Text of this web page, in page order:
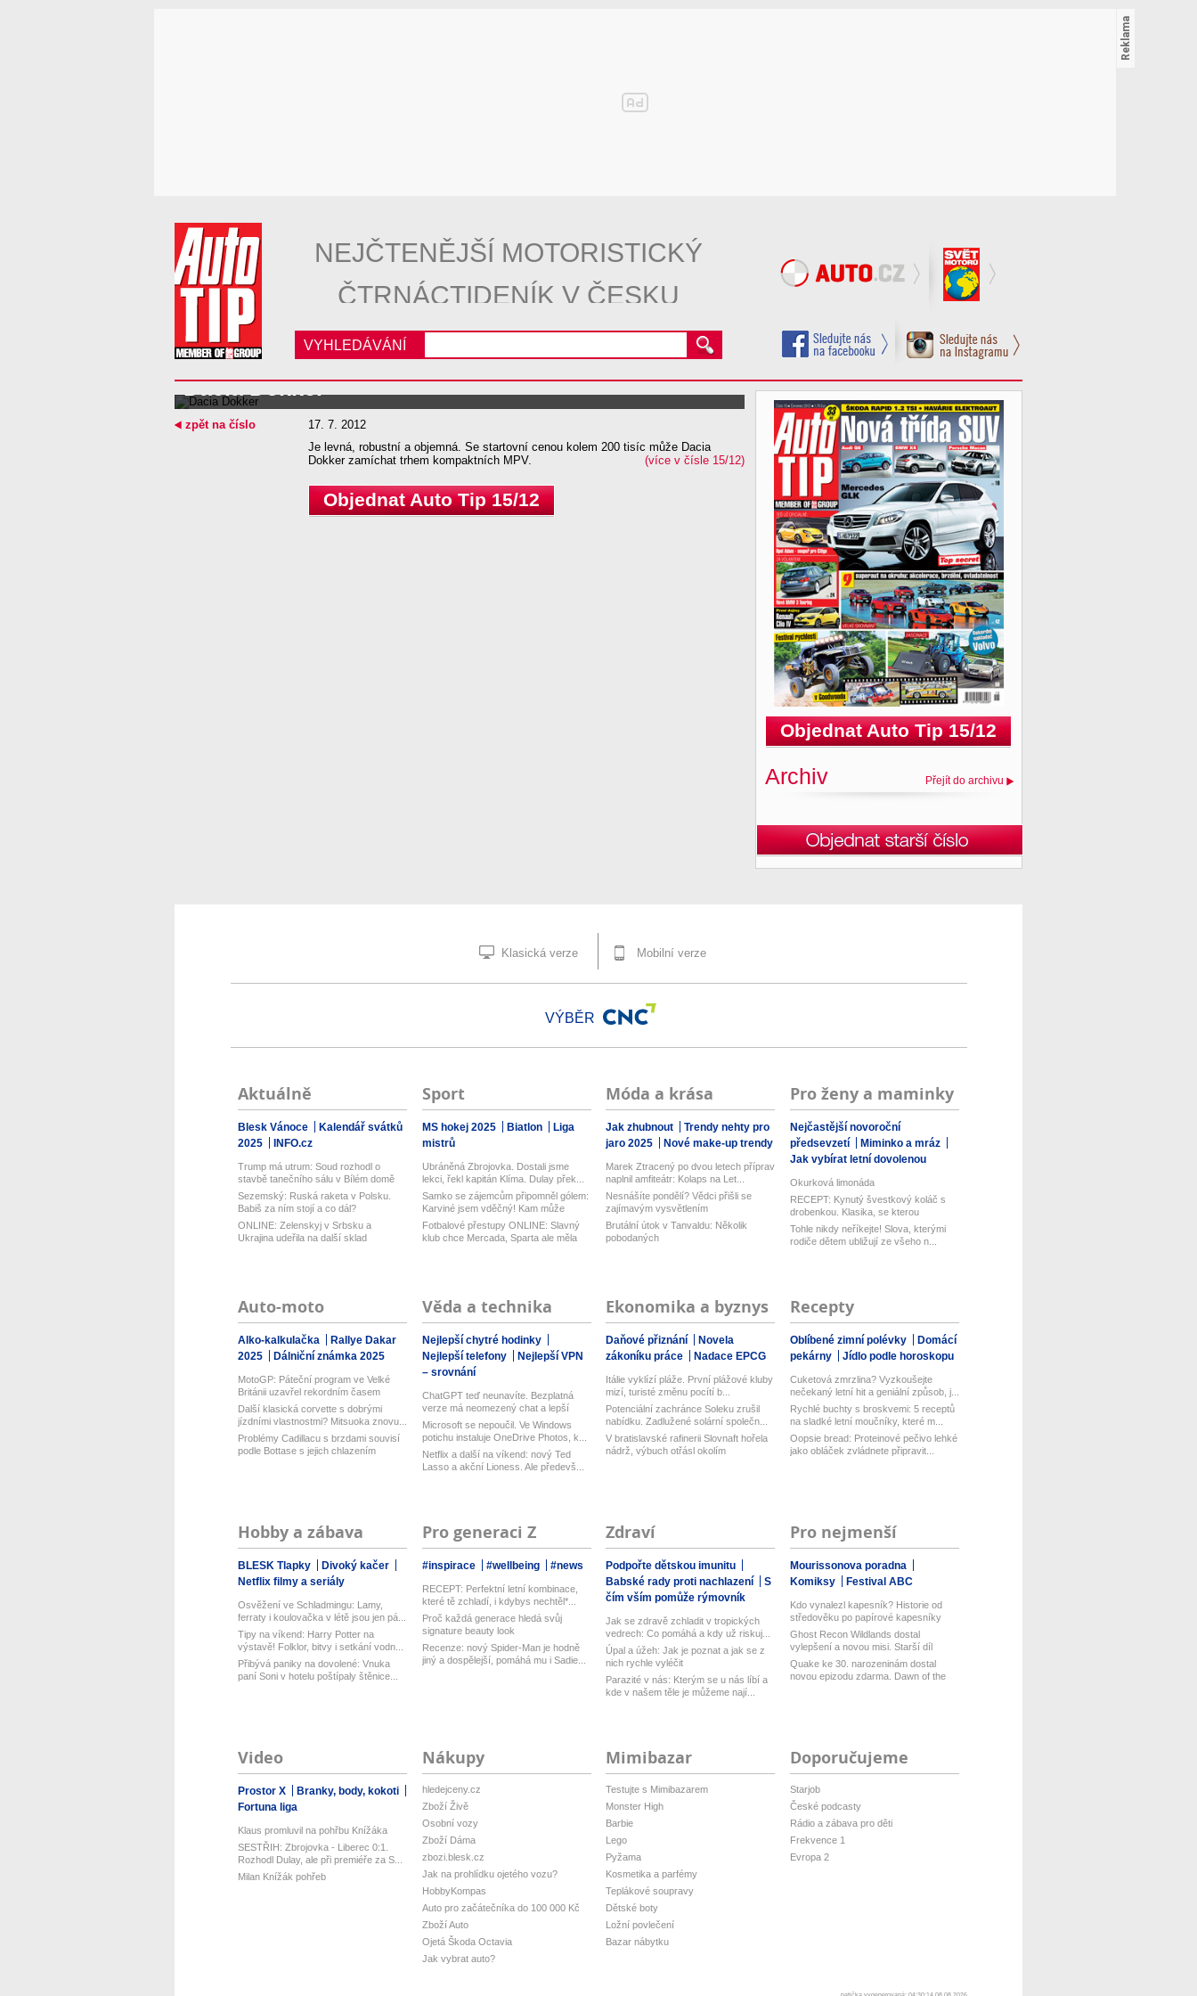
NEJČTENĚJŠÍ MOTORISTICKÝ
ČTRNÁCTIDENÍK V ČESKU
VYHLEDÁVÁNÍ
Dacia Dokker
17. 7. 2012
Je levná, robustní a objemná. Se startovní cenou kolem 200 tisíc může Dacia
Dokker zamíchat trhem kompaktních MPV.
(více v čísle 15/12)
Objednat Auto Tip 15/12
zpět na číslo
Objednat Auto Tip 15/12
Archiv Přejít do archivu
Klasická verze Mobilní verze
VÝBĚR
Aktuálně
Blesk Vánoce
Kalendář svátků
2025
INFO.cz
Trump má utrum: Soud rozhodl o
stavbě tanečního sálu v Bílém domě
Sezemský: Ruská raketa v Polsku.
Babiš za ním stojí a co dál?
ONLINE: Zelenskyj v Srbsku a
Ukrajina udeřila na další sklad
Sport
MS hokej 2025 Biatlon
Liga
mistrů
Ubráněná Zbrojovka. Dostali jsme
lekci, řekl kapitán Klíma. Dulay přek...
Samko se zájemcům připomněl gólem:
Karviné jsem vděčný! Kam může
odejí...
Fotbalové přestupy ONLINE: Slavný
klub chce Mercada, Sparta ale měla
Móda a krása
Jak zhubnout
Trendy nehty pro
jaro 2025
Nové make-up trendy
Marek Ztracený po dvou letech příprav
naplnil amfiteátr: Kolaps na Let...
Nesnášíte pondělí? Vědci přišli se
zajímavým vysvětlením
Brutální útok v Tanvaldu: Několik
pobodaných
Pro ženy a maminky
Nejčastější novoroční
předsevzetí
Miminko a mráz
Jak vybírat letní dovolenou
Okurková limonáda
RECEPT: Kynutý švestkový koláč s
drobenkou. Klasika, se kterou
zaboduj...
Tohle nikdy neříkejte! Slova, kterými
rodiče dětem ubližují ze všeho n...
Auto-moto
Alko-kalkulačka
Rallye Dakar
2025
Dálniční známka 2025
MotoGP: Páteční program ve Velké
Británii uzavřel rekordním časem
Bezz...
Další klasická corvette s dobrými
jízdními vlastnostmi? Mitsuoka znovu...
Problémy Cadillacu s brzdami souvisí
podle Bottase s jejich chlazením
Věda a technika
Nejlepší chytré hodinky
Nejlepší telefony
Nejlepší VPN
– srovnání
ChatGPT teď neunavíte. Bezplatná
verze má neomezený chat a lepší
model...
Microsoft se nepoučil. Ve Windows
potichu instaluje OneDrive Photos, k...
Netflix a další na víkend: nový Ted
Lasso a akční Lioness. Ale předevš...
Ekonomika a byznys
Daňové přiznání
Novela
zákoníku práce
Nadace EPCG
Itálie vyklízí pláže. První plážové kluby
mizí, turisté změnu pocítí b...
Potenciální zachránce Soleku zrušil
nabídku. Zadlužené solární společn...
V bratislavské rafinerii Slovnaft hořela
nádrž, výbuch otřásl okolím
Recepty
Oblíbené zimní polévky
Domácí
pekárny
Jídlo podle horoskopu
Cuketová zmrzlina? Vyzkoušejte
nečekaný letní hit a geniální způsob, j...
Rychlé buchty s broskvemi: 5 receptů
na sladké letní moučníky, které m...
Oopsie bread: Proteinové pečivo lehké
jako obláček zvládnete připravit...
Hobby a zábava
BLESK Tlapky
Divoký kačer
Netflix filmy a seriály
Osvěžení ve Schladmingu: Lamy,
ferraty i koulovačka v létě jsou jen pá...
Tipy na víkend: Harry Potter na
výstavě! Folklor, bitvy i setkání vodn...
Přibývá paniky na dovolené: Vnuka
paní Soni v hotelu poštípaly štěnice...
Pro generaci Z
#inspirace #wellbeing #news
RECEPT: Perfektní letní kombinace,
které tě zchladí, i kdybys nechtěl*...
Proč každá generace hledá svůj
signature beauty look
Recenze: nový Spider-Man je hodně
jiný a dospělejší, pomáhá mu i Sadie...
Zdraví
Podpořte dětskou imunitu
Babské rady proti nachlazení
S
čím vším pomůže rýmovník
Jak se zdravě zchladit v tropických
vedrech: Co pomáhá a kdy už riskuj...
Úpal a úžeh: Jak je poznat a jak se z
nich rychle vyléčit
Parazité v nás: Kterým se u nás líbí a
kde v našem těle je můžeme nají...
Pro nejmenší
Mourissonova poradna
Komiksy
Festival ABC
Kdo vynalezl kapesník? Historie od
středověku po papírové kapesníky
Ghost Recon Wildlands dostal
vylepšení a novou misi. Starší díl
Ubisof...
Quake ke 30. narozeninám dostal
novou epizodu zdarma. Dawn of the
Video
Prostor X
Branky, body, kokoti
Fortuna liga
Klaus promluvil na pohřbu Knížáka
SESTŘIH: Zbrojovka - Liberec 0:1.
Rozhodl Dulay, ale při premiéře za S...
Milan Knížák pohřeb
Nákupy
hledejceny.cz
Zboží Živě
Osobní vozy
Zboží Dáma
zbozi.blesk.cz
Jak na prohlídku ojetého vozu?
HobbyKompas
Auto pro začátečníka do 100 000 Kč
Zboží Auto
Ojetá Škoda Octavia
Jak vybrat auto?
Mimibazar
Testujte s Mimibazarem
Monster High
Barbie
Lego
Pyžama
Kosmetika a parfémy
Teplákové soupravy
Dětské boty
Ložní povlečení
Bazar nábytku
Doporučujeme
Starjob
České podcasty
Rádio a zábava pro děti
Frekvence 1
Evropa 2
patička vygenerovaná: 04:30:14 08.08.2026